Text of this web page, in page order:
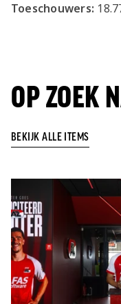
Toeschouwers:
OP ZOEK
BEKIJK ALLE ITEMS